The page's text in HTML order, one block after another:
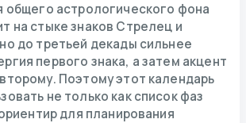
общего астрологического фона
на стыке знаков Стрелец и
до третьей декады сильнее
первого знака, а затем акцент
Поэтому этот календарь
не только как список фаз
для планирования